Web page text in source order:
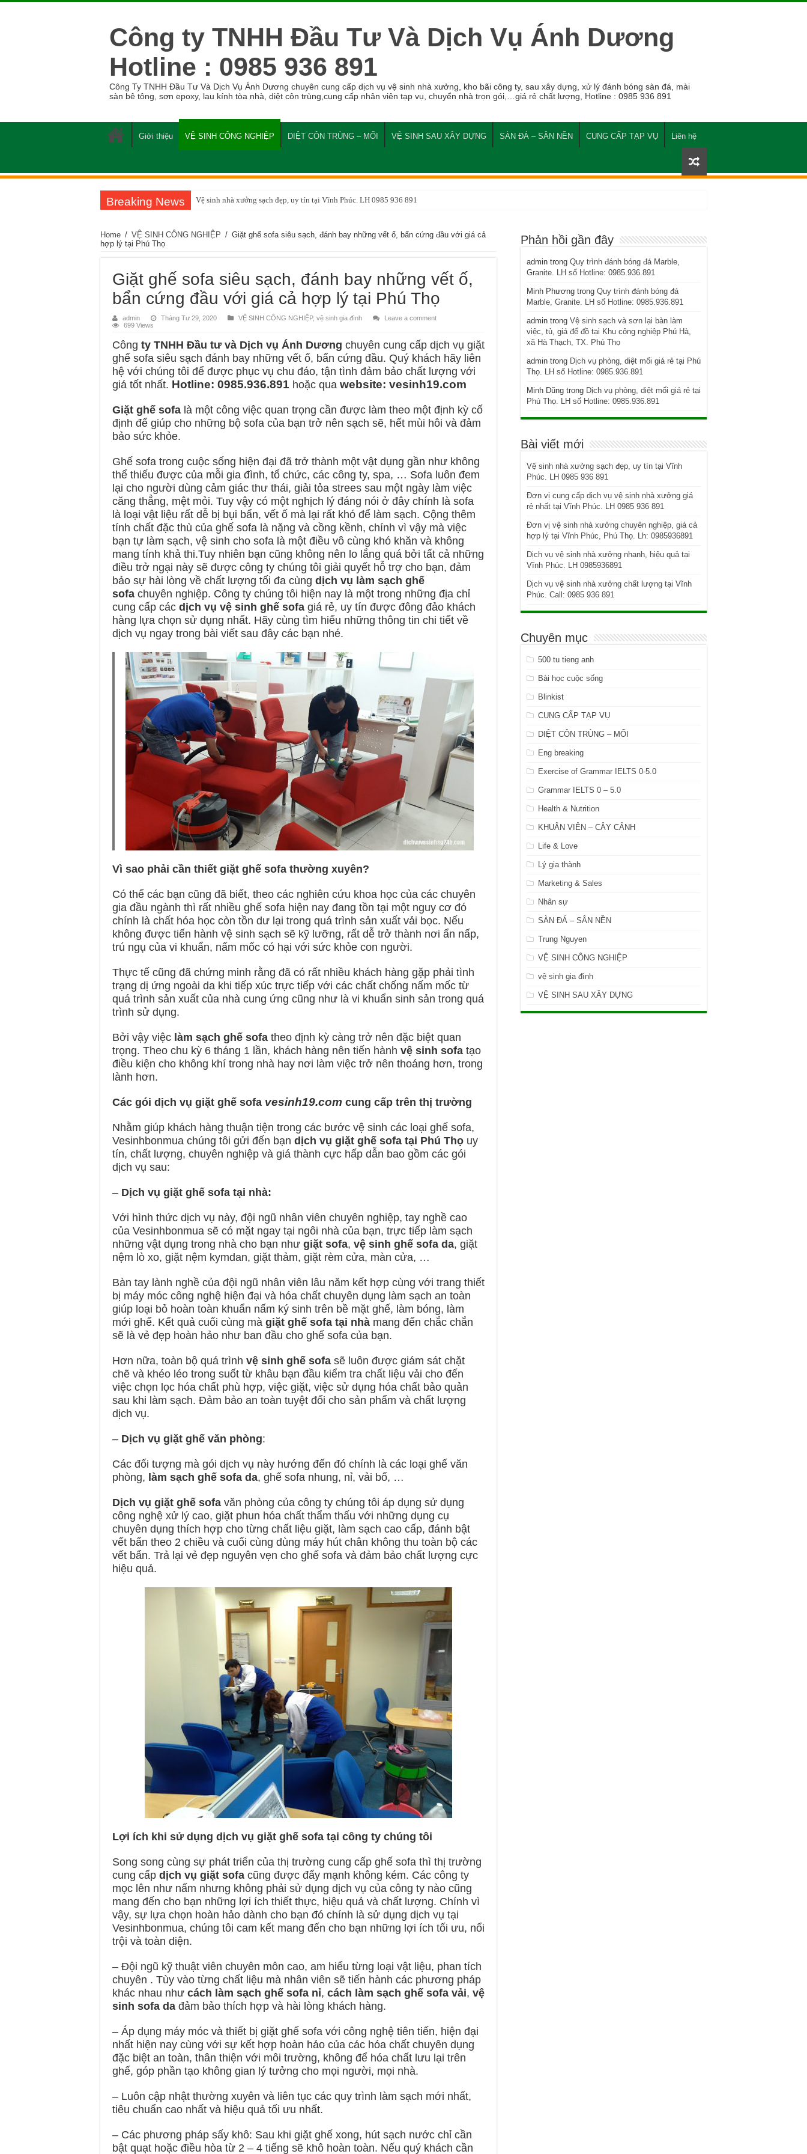
Công ty TNHH Đầu Tư Và Dịch Vụ Ánh Dương
Hotline : 0985 936 891
Công Ty TNHH Đầu Tư Và Dịch Vụ Ánh Dương chuyên cung cấp dịch vụ vệ sinh nhà xưởng, kho bãi công ty, sau xây dựng, xử lý đánh bóng sàn đá, mài
sàn bê tông, sơn epoxy, lau kính tòa nhà, diệt côn trùng,cung cấp nhân viên tạp vụ, chuyển nhà trọn gói,…giá rẻ chất lượng, Hotline : 0985 936 891
Giới thiệu VỆ SINH CÔNG NGHIỆP DIỆT CÔN TRÙNG – MỐI VỆ SINH SAU XÂY DỰNG SÀN ĐÁ – SÂN NỀN CUNG CẤP TẠP VỤ Liên hệ
Breaking News Vệ sinh nhà xưởng sạch đẹp, uy tín tại Vĩnh Phúc. LH 0985 936 891
Home / VỆ SINH CÔNG NGHIỆP / Giặt ghế sofa siêu sạch, đánh bay những vết ố, bẩn cứng đầu với giá cả
hợp lý tại Phú Thọ
Giặt ghế sofa siêu sạch, đánh bay những vết ố,
bẩn cứng đầu với giá cả hợp lý tại Phú Thọ
admin Tháng Tư 29, 2020 VỆ SINH CÔNG NGHIỆP, vệ sinh gia đình
Leave a comment
699 Views
Công ty TNHH Đầu tư và Dịch vụ Ánh Dương chuyên cung cấp dịch vụ giặt
ghế sofa siêu sạch đánh bay những vết ố, bẩn cứng đầu. Quý khách hãy liên
hệ với chúng tôi để được phục vụ chu đáo, tận tình đảm bảo chất lượng với
giá tốt nhất. Hotline: 0985.936.891 hoặc qua website: vesinh19.com
Giặt ghế sofa là một công việc quan trọng cần được làm theo một định kỳ cố
định để giúp cho những bộ sofa của bạn trở nên sạch sẽ, hết mùi hôi và đảm
bảo sức khỏe.
Ghế sofa trong cuộc sống hiện đại đã trở thành một vật dụng gần như không
thể thiếu được của mỗi gia đình, tổ chức, các công ty, spa, … Sofa luôn đem
lại cho người dùng cảm giác thư thái, giải tỏa strees sau một ngày làm việc
căng thẳng, mệt mỏi. Tuy vậy có một nghịch lý đáng nói ở đây chính là sofa
là loại vật liệu rất dễ bị bụi bẩn, vết ố mà lại rất khó để làm sạch. Cộng thêm
tính chất đặc thù của ghế sofa là nặng và cồng kềnh, chính vì vậy mà việc
bạn tự làm sạch, vệ sinh cho sofa là một điều vô cùng khó khăn và không
mang tính khả thi.Tuy nhiên bạn cũng không nên lo lắng quá bởi tất cả những
điều trở ngại này sẽ được công ty chúng tôi giải quyết hỗ trợ cho bạn, đảm
bảo sự hài lòng về chất lượng tối đa cùng dịch vụ làm sạch ghế
sofa chuyên nghiệp. Công ty chúng tôi hiện nay là một trong những địa chỉ
cung cấp các dịch vụ vệ sinh ghế sofa giá rẻ, uy tín được đông đảo khách
hàng lựa chọn sử dụng nhất. Hãy cùng tìm hiểu những thông tin chi tiết về
dịch vụ ngay trong bài viết sau đây các bạn nhé.
Vì sao phải cần thiết giặt ghế sofa thường xuyên?
Có thể các bạn cũng đã biết, theo các nghiên cứu khoa học của các chuyên
gia đầu ngành thì rất nhiều ghế sofa hiện nay đang tồn tại một nguy cơ đó
chính là chất hóa học còn tồn dư lại trong quá trình sản xuất vải bọc. Nếu
không được tiến hành vệ sinh sạch sẽ kỹ lưỡng, rất dễ trở thành nơi ẩn nấp,
trú ngụ của vi khuẩn, nấm mốc có hại với sức khỏe con người.
Thực tế cũng đã chứng minh rằng đã có rất nhiều khách hàng gặp phải tình
trạng dị ứng ngoài da khi tiếp xúc trực tiếp với các chất chống nấm mốc từ
quá trình sản xuất của nhà cung ứng cũng như là vi khuẩn sinh sản trong quá
trình sử dụng.
Bởi vậy việc làm sạch ghế sofa theo định kỳ càng trở nên đặc biệt quan
trọng. Theo chu kỳ 6 tháng 1 lần, khách hàng nên tiến hành vệ sinh sofa tạo
điều kiện cho không khí trong nhà hay nơi làm việc trở nên thoáng hơn, trong
lành hơn.
Các gói dịch vụ giặt ghế sofa vesinh19.com cung cấp trên thị trường
Nhằm giúp khách hàng thuận tiện trong các bước vệ sinh các loại ghế sofa,
Vesinhbonmua chúng tôi gửi đến bạn dịch vụ giặt ghế sofa tại Phú Thọ uy
tín, chất lượng, chuyên nghiệp và giá thành cực hấp dẫn bao gồm các gói
dịch vụ sau:
– Dịch vụ giặt ghế sofa tại nhà:
Với hình thức dịch vụ này, đội ngũ nhân viên chuyên nghiệp, tay nghề cao
của Vesinhbonmua sẽ có mặt ngay tại ngôi nhà của bạn, trực tiếp làm sạch
những vật dụng trong nhà cho bạn như giặt sofa, vệ sinh ghế sofa da, giặt
nệm lò xo, giặt nệm kymdan, giặt thảm, giặt rèm cửa, màn cửa, …
Bàn tay lành nghề của đội ngũ nhân viên lâu năm kết hợp cùng với trang thiết
bị máy móc công nghệ hiện đại và hóa chất chuyên dụng làm sạch an toàn
giúp loại bỏ hoàn toàn khuẩn nấm ký sinh trên bề mặt ghế, làm bóng, làm
mới ghế. Kết quả cuối cùng mà giặt ghế sofa tại nhà mang đến chắc chắn
sẽ là vẻ đẹp hoàn hảo như ban đầu cho ghế sofa của bạn.
Hơn nữa, toàn bộ quá trình vệ sinh ghế sofa sẽ luôn được giám sát chặt
chẽ và khéo léo trong suốt từ khâu bạn đầu kiểm tra chất liệu vải cho đến
việc chọn lọc hóa chất phù hợp, việc giặt, việc sử dụng hóa chất bảo quản
sau khi làm sạch. Đảm bảo an toàn tuyệt đối cho sản phẩm và chất lượng
dịch vụ.
– Dịch vụ giặt ghế văn phòng:
Các đối tượng mà gói dịch vụ này hướng đến đó chính là các loại ghế văn
phòng, làm sạch ghế sofa da, ghế sofa nhung, nỉ, vải bố, …
Dịch vụ giặt ghế sofa văn phòng của công ty chúng tôi áp dụng sử dụng
công nghệ xử lý cao, giặt phun hóa chất thẩm thấu với những dụng cụ
chuyên dụng thích hợp cho từng chất liệu giặt, làm sạch cao cấp, đánh bật
vết bẩn theo 2 chiều và cuối cùng dùng máy hút chân không thu toàn bộ các
vết bẩn. Trả lại vẻ đẹp nguyên vẹn cho ghế sofa và đảm bảo chất lượng cực
hiệu quả.
Lợi ích khi sử dụng dịch vụ giặt ghế sofa tại công ty chúng tôi
Song song cùng sự phát triển của thị trường cung cấp ghế sofa thì thị trường
cung cấp dịch vụ giặt sofa cũng được đẩy mạnh không kém. Các công ty
mọc lên như nấm nhưng không phải sử dụng dịch vụ của công ty nào cũng
mang đến cho bạn những lợi ích thiết thực, hiệu quả và chất lượng. Chính vì
vậy, sự lựa chọn hoàn hảo dành cho bạn đó chính là sử dụng dịch vụ tại
Vesinhbonmua, chúng tôi cam kết mang đến cho bạn những lợi ích tối ưu, nổi
trội và toàn diện.
– Đội ngũ kỹ thuật viên chuyên môn cao, am hiểu từng loại vật liệu, phan tích
chuyên . Tùy vào từng chất liệu mà nhân viên sẽ tiến hành các phương pháp
khác nhau như cách làm sạch ghế sofa nỉ, cách làm sạch ghế sofa vải, vệ
sinh sofa da đảm bảo thích hợp và hài lòng khách hàng.
– Áp dụng máy móc và thiết bị giặt ghế sofa với công nghệ tiên tiến, hiện đại
nhất hiện nay cùng với sự kết hợp hoàn hảo của các hóa chất chuyên dụng
đặc biệt an toàn, thân thiện với môi trường, không để hóa chất lưu lại trên
ghế, góp phần tạo không gian lý tưởng cho mọi người, mọi nhà.
– Luôn cập nhật thường xuyên và liên tục các quy trình làm sạch mới nhất,
tiêu chuẩn cao nhất và hiệu quả tối ưu nhất.
– Các phương pháp sấy khô: Sau khi giặt ghế xong, hút sạch nước chỉ cần
bật quạt hoặc điều hòa từ 2 – 4 tiếng sẽ khô hoàn toàn. Nếu quý khách cần
Phản hồi gần đây
admin trong Quy trình đánh bóng đá Marble,
Granite. LH số Hotline: 0985.936.891
Minh Phương trong Quy trình đánh bóng đá
Marble, Granite. LH số Hotline: 0985.936.891
admin trong Vệ sinh sạch và sơn lại bàn làm
việc, tủ, giá để đồ tại Khu công nghiệp Phú Hà,
xã Hà Thạch, TX. Phú Thọ
admin trong Dịch vụ phòng, diệt mối giá rẻ tại Phú
Thọ. LH số Hotline: 0985.936.891
Minh Dũng trong Dịch vụ phòng, diệt mối giá rẻ tại
Phú Thọ. LH số Hotline: 0985.936.891
Bài viết mới
Vệ sinh nhà xưởng sạch đẹp, uy tín tại Vĩnh
Phúc. LH 0985 936 891
Đơn vị cung cấp dịch vụ vệ sinh nhà xưởng giá
rẻ nhất tại Vĩnh Phúc. LH 0985 936 891
Đơn vị vệ sinh nhà xưởng chuyên nghiệp, giá cả
hợp lý tại Vĩnh Phúc, Phú Thọ. Lh: 0985936891
Dịch vụ vệ sinh nhà xưởng nhanh, hiệu quả tại
Vĩnh Phúc. LH 0985936891
Dịch vụ vệ sinh nhà xưởng chất lượng tại Vĩnh
Phúc. Call: 0985 936 891
Chuyên mục
500 tu tieng anh
Bài học cuộc sống
Blinkist
CUNG CẤP TẠP VỤ
DIỆT CÔN TRÙNG – MỐI
Eng breaking
Exercise of Grammar IELTS 0-5.0
Grammar IELTS 0 – 5.0
Health & Nutrition
KHUÂN VIÊN – CÂY CẢNH
Life & Love
Lý gia thành
Marketing & Sales
Nhân sự
SÀN ĐÁ – SÂN NỀN
Trung Nguyen
VỆ SINH CÔNG NGHIỆP
vệ sinh gia đình
VỆ SINH SAU XÂY DỰNG